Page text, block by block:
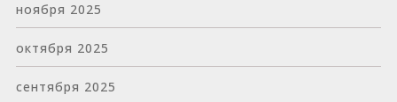
ноября 2025
октября 2025
сентября 2025